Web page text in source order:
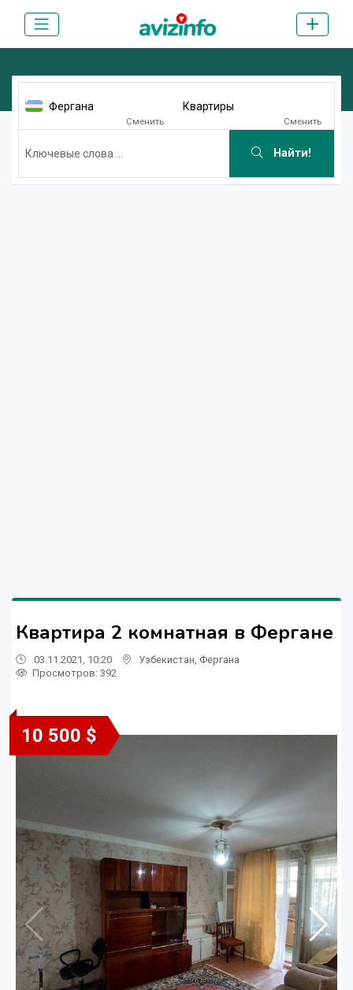
Фергана
Сменить
Квартиры
Сменить
Найти!
Квартира 2 комнатная в Фергане
03.11.2021, 10:20 Узбекистан Фергана
Просмотров: 392
10 500 $